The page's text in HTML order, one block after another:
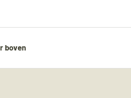
boven